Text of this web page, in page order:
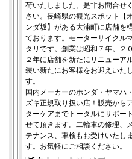
荷いたしました。是非お問合せ
さい。長崎県の観光スポット【
ンダ坂】がある大浦町に店舗を
ております。モーターサイクル
タリです。創業は昭和７年。２
２年に店舗を新たにリニューア
装い新たにお客様をお迎えいた
す。
国内メーカーのホンダ・ヤマハ
ズキ正規取り扱い店！販売から
ターケアまでトータルにサポー
せて頂きます。二輪車の修理、
テナンス、車検もお受けいたし
す。お気軽にご相談ください。